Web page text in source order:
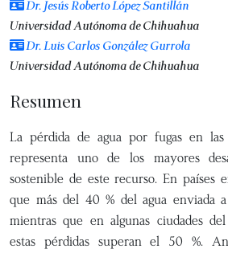
Dr. Jesús Roberto López Santillán
Universidad Autónoma de Chihuahua
Dr. Luis Carlos González Gurrola
Universidad Autónoma de Chihuahua
Resumen
La pérdida de agua por fugas en
representa uno de los mayores
sostenible de este recurso. En países
que más del 40 % del agua enviada
mientras que en algunas ciudades
estas pérdidas superan el 50 %.